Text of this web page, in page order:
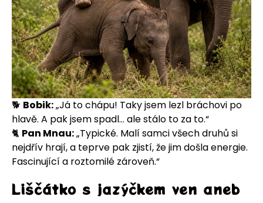
🐕 Bobik:„Já to chápu! Taky jsem lezl bráchovi po
hlavě. A pak jsem spadl… ale stálo to za to.“
🐈 Pan Mnau:„Typické. Malí samci všech druhů si
nejdřív hrají, a teprve pak zjistí, že jim došla energie.
Fascinující a roztomilé zároveň.“
Liščátko s jazýčkem ven aneb